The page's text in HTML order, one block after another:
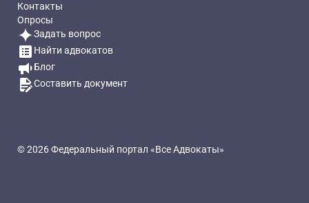
Контакты
Опросы
Задать вопрос
Найти адвокатов
Блог
Составить документ
© 2026 Федеральный портал «Все Адвокаты»